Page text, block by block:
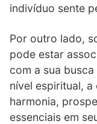
indivíduo sente
Por outro lado,
pode estar
com a sua
nível espiritual,
harmonia,
essenciais em